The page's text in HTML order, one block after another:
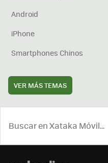
Android
iPhone
Smartphones Chinos
VER MÁS TEMAS